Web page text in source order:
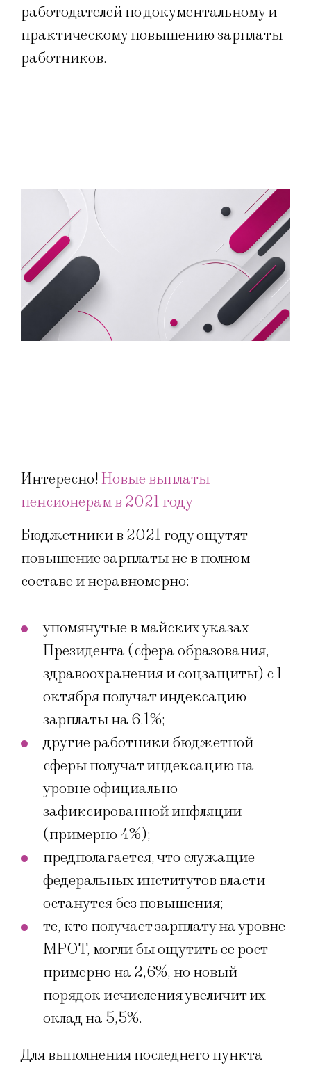
работодателей по документальному и
практическому повышению зарплаты
работников.
Интересно!Новые выплаты
пенсионерам в 2021 году
Бюджетники в 2021 году ощутят
повышение зарплаты не в полном
составе и неравномерно:
упомянутые в майских указах
Президента (сфера образования,
здравоохранения и соцзащиты) с 1
октября получат индексацию
зарплаты на 6,1%;
другие работники бюджетной
сферы получат индексацию на
уровне официально
зафиксированной инфляции
(примерно 4%);
предполагается, что служащие
федеральных институтов власти
останутся без повышения;
те, кто получает зарплату на уровне
МРОТ, могли бы ощутить ее рост
примерно на 2,6%, но новый
порядок исчисления увеличит их
оклад на 5,5%.
Для выполнения последнего пункта